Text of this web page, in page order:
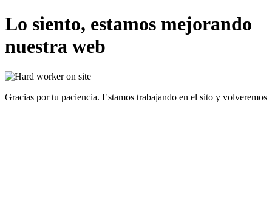
Lo siento, estamos mejorando
nuestra web
Gracias por tu paciencia. Estamos trabajando en el sito y volveremos